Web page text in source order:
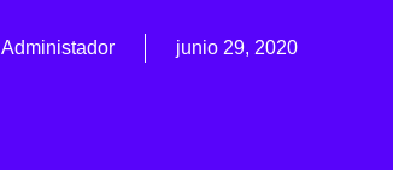
Administador junio 29, 2020